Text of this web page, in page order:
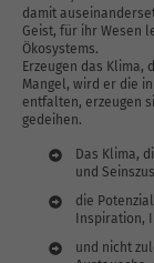
damit
Geist, für ihr Wesen
Ökosystems.
Erzeugen das Klima,
Mangel, wird er die
entfalten, erzeugen
gedeihen.
Das Klima,
und
die
Inspiration,
und nicht